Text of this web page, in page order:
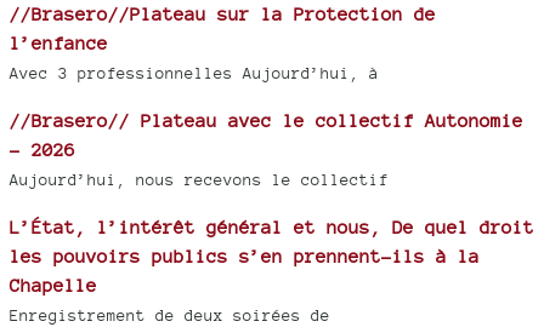
//Brasero//Plateau sur la Protection de
l’enfance
Avec 3 professionnelles Aujourd’hui, à
//Brasero// Plateau avec le collectif Autonomie
- 2026
Aujourd’hui, nous recevons le collectif
L’État, l’intérêt général et nous, De quel droit
les pouvoirs publics s’en prennent-ils à la
Chapelle
Enregistrement de deux soirées de